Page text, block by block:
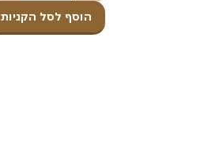
הוסף לסל הקניות